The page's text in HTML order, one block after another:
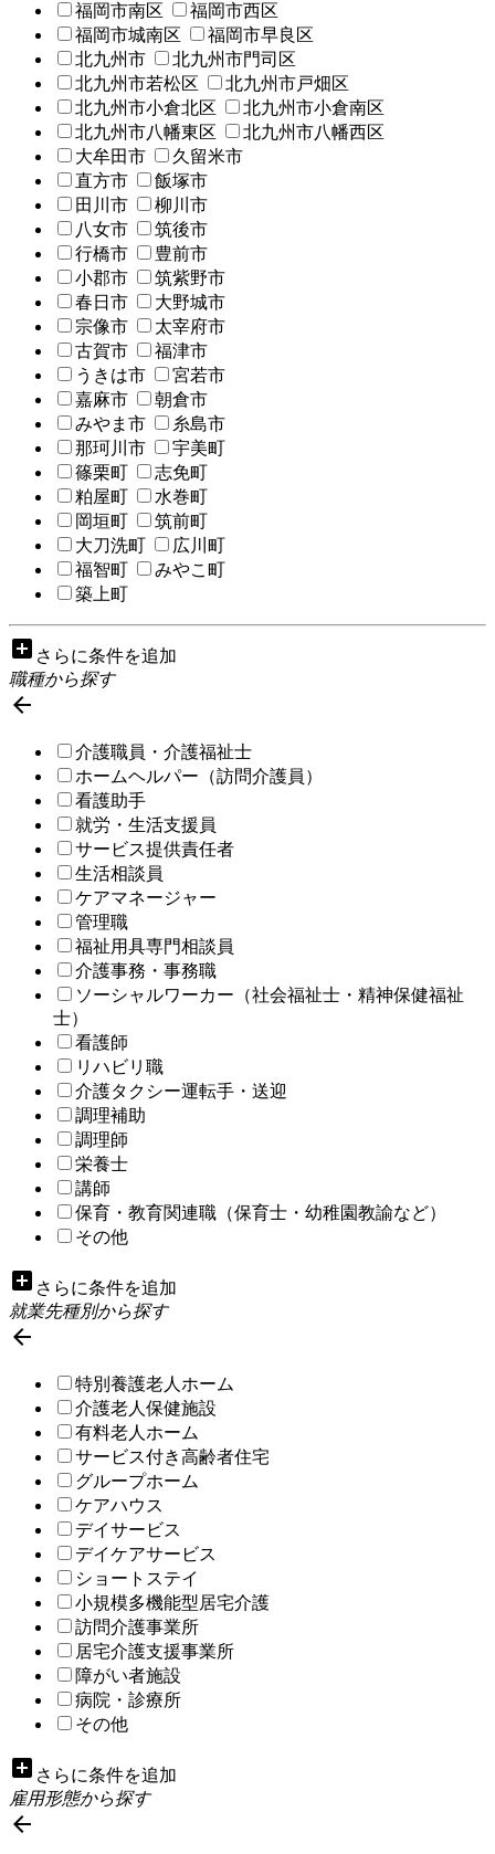
福岡市南区
福岡市西区
福岡市城南区
福岡市早良区
北九州市
北九州市門司区
北九州市若松区
北九州市戸畑区
北九州市小倉北区
北九州市小倉南区
北九州市八幡東区
北九州市八幡西区
大牟田市
久留米市
直方市
飯塚市
田川市
柳川市
八女市
筑後市
行橋市
豊前市
小郡市
筑紫野市
春日市
大野城市
宗像市
太宰府市
古賀市
福津市
うきは市
宮若市
嘉麻市
朝倉市
みやま市
糸島市
那珂川市
宇美町
篠栗町
志免町
粕屋町
水巻町
岡垣町
筑前町
大刀洗町
広川町
福智町
みやこ町
築上町
add_box さらに条件を追加
職種から探す

介護職員・介護福祉士
ホームヘルパー（訪問介護員）
看護助手
就労・生活支援員
サービス提供責任者
生活相談員
ケアマネージャー
管理職
福祉用具専門相談員
介護事務・事務職
ソーシャルワーカー（社会福祉士・精神保健福祉
士）
看護師
リハビリ職
介護タクシー運転手・送迎
調理補助
調理師
栄養士
講師
保育・教育関連職（保育士・幼稚園教諭など）
その他
add_box さらに条件を追加
就業先種別から探す

特別養護老人ホーム
介護老人保健施設
有料老人ホーム
サービス付き高齢者住宅
グループホーム
ケアハウス
デイサービス
デイケアサービス
ショートステイ
小規模多機能型居宅介護
訪問介護事業所
居宅介護支援事業所
障がい者施設
病院・診療所
その他
add_box さらに条件を追加
雇用形態から探す
